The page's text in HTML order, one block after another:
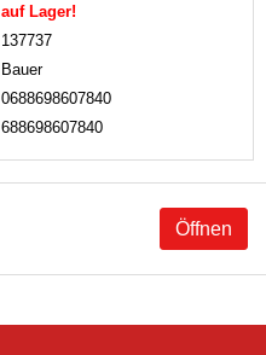
auf Lager!
137737
Bauer
0688698607840
688698607840
Öffnen